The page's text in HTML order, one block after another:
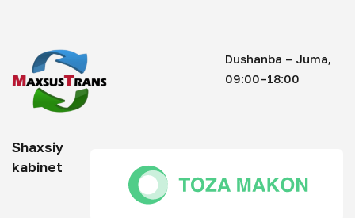
Dushanba – Juma,
09:00–18:00
Shaxsiy
kabinet